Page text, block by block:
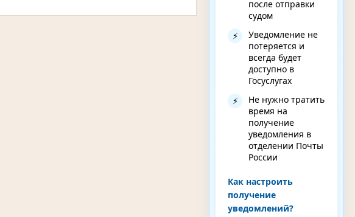
после отправки
судом
⚡
Уведомление не
потеряется и
всегда будет
доступно в
Госуслугах
⚡
Не нужно тратить
время на
получение
уведомления в
отделении Почты
России
Как настроить
получение
уведомлений?